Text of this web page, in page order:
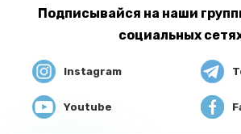
Подписывайся на наши
социальных
Instagram
Youtube